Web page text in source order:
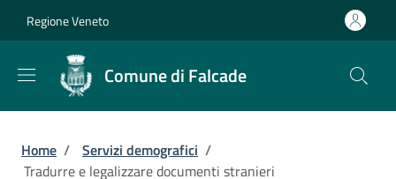
Regione Veneto
Comune di Falcade
Briciole di pane
Home / Servizi demografici /
Tradurre e legalizzare documenti stranieri